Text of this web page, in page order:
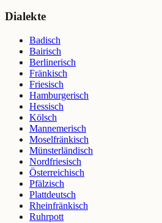
Dialekte
Badisch
Bairisch
Berlinerisch
Fränkisch
Friesisch
Hamburgerisch
Hessisch
Kölsch
Mannemerisch
Moselfränkisch
Münsterländisch
Nordfriesisch
Österreichisch
Pfälzisch
Plattdeutsch
Rheinfränkisch
Ruhrpott